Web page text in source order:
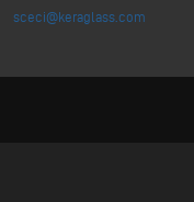
sceci@keraglass.com